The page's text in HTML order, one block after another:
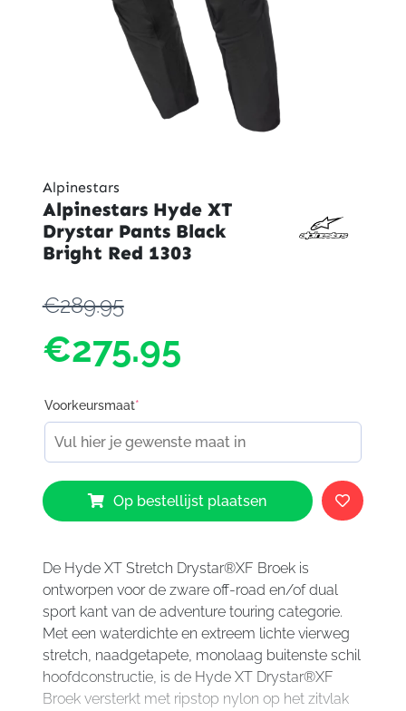
Alpinestars
Alpinestars Hyde XT
Drystar Pants Black
Bright Red 1303
€289.95
€275.95
Voorkeursmaat*
Alpinestars
Hyde
XT
Pants
Black
Bright
Red
1303
aantal
Op bestellijst plaatsen
De Hyde XT Stretch Drystar®XF Broek is
ontworpen voor de zware off-road en/of dual
sport kant van de adventure touring categorie.
Met een waterdichte en extreem lichte vierweg
stretch, naadgetapete, monolaag buitenste schil
hoofdconstructie, is de Hyde XT Drystar®XF
Broek versterkt met ripstop nylon op het zitvlak